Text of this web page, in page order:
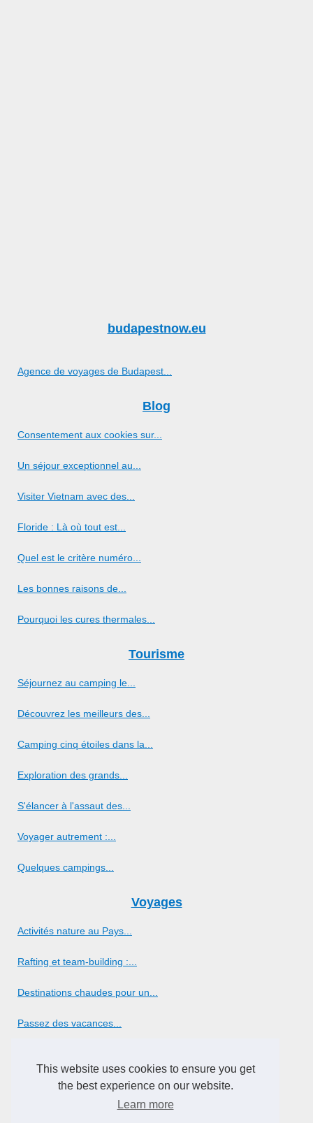
This website uses cookies to ensure you get
the best experience on our website.
Learn more
budapestnow.eu
Agence de voyages de Budapest...
Blog
Consentement aux cookies sur...
Un séjour exceptionnel au...
Visiter Vietnam avec des...
Floride : Là où tout est...
Quel est le critère numéro...
Les bonnes raisons de...
Pourquoi les cures thermales...
Tourisme
Séjournez au camping le...
Découvrez les meilleurs des...
Camping cinq étoiles dans la...
Exploration des grands...
S'élancer à l'assaut des...
Voyager autrement :...
Quelques campings...
Voyages
Activités nature au Pays...
Rafting et team-building :...
Destinations chaudes pour un...
Passez des vacances...
Choisir la meilleure location...